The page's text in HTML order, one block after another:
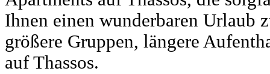
Ihnen einen wunderbaren Urlaub
größere Gruppen, längere
auf Thassos.